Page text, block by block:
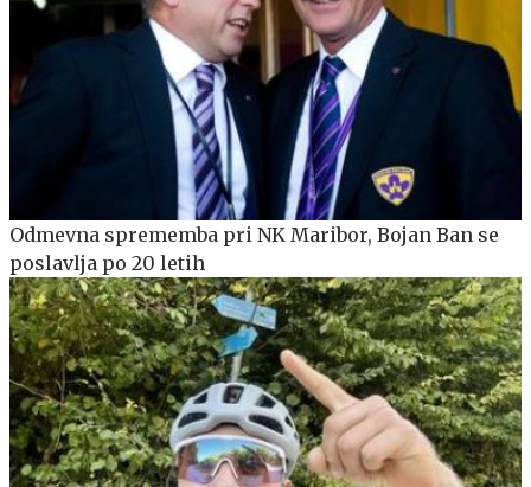
Odmevna sprememba pri NK Maribor, Bojan Ban se
poslavlja po 20 letih